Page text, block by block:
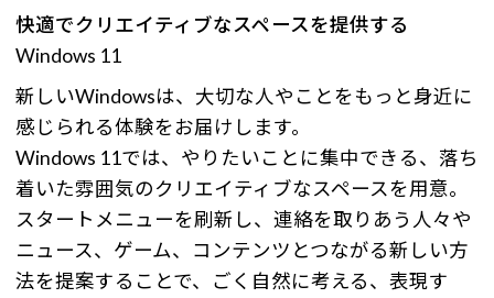
快適でクリエイティブなスペースを提供する
Windows 11
新しいWindowsは、大切な人やことをもっと身近に
感じられる体験をお届けします。
Windows 11では、やりたいことに集中できる、落ち
着いた雰囲気のクリエイティブなスペースを用意。
スタートメニューを刷新し、連絡を取りあう人々や
ニュース、ゲーム、コンテンツとつながる新しい方
法を提案することで、ごく自然に考える、表現す